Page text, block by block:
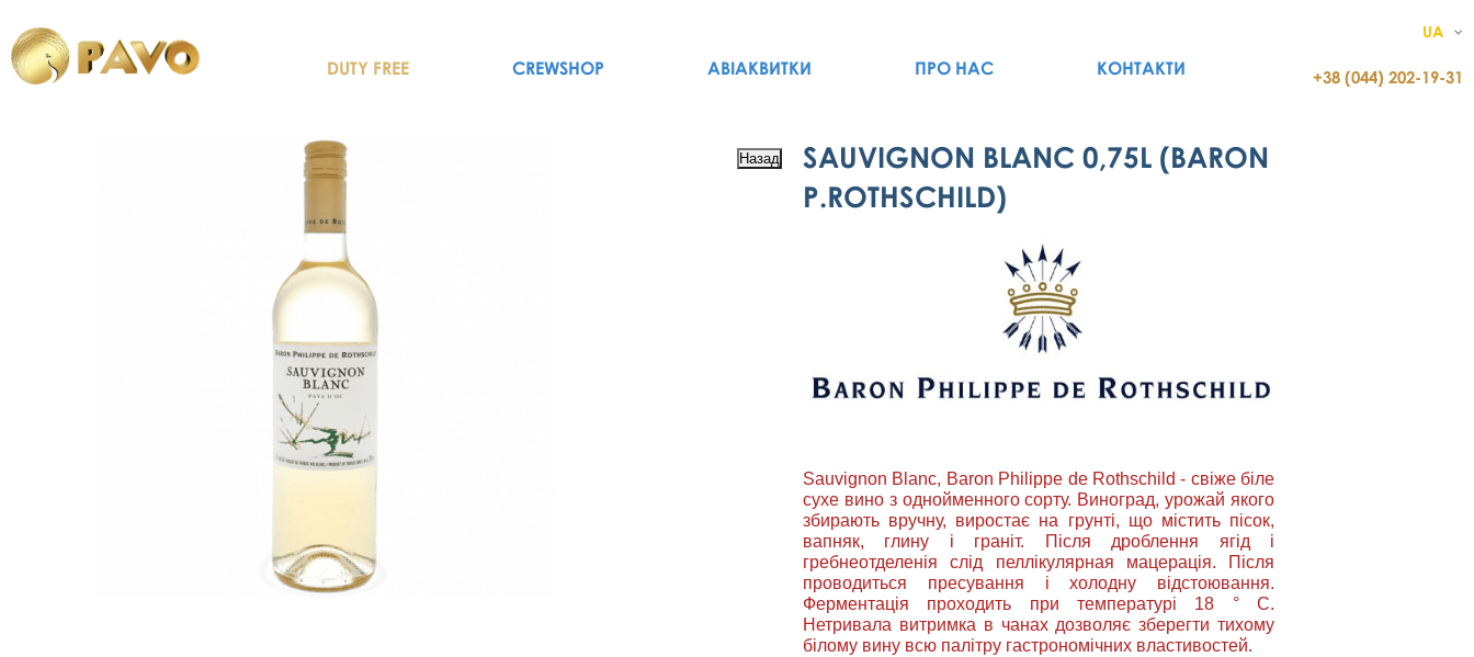
DUTY FREE CREWSHOP АВІАКВИТКИ ПРО НАС КОНТАКТИ
UA
+38 (044) 202-19-31
SAUVIGNON BLANC 0,75L (BARON
P.ROTHSCHILD)
Sauvignon Blanc, Baron Philippe de Rothschild - свіже біле
сухе вино з однойменного сорту. Виноград, урожай якого
збирають вручну, виростає на грунті, що містить пісок,
вапняк, глину і граніт. Після дроблення ягід і
гребнеотделенія слід пеллікулярная мацерація. Після
проводиться пресування і холодну відстоювання.
Ферментація проходить при температурі 18 ° С.
Нетривала витримка в чанах дозволяє зберегти тихому
білому вину всю палітру гастрономічних властивостей.